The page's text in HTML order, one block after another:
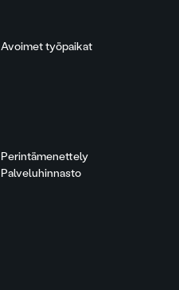
Avoimet työpaikat
Perintämenettely
Palveluhinnasto